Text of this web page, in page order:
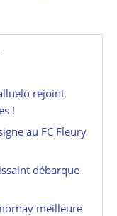
rejoint
!
au FC Fleury
débarque
meilleure